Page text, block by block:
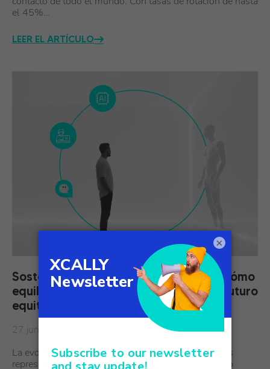
el 45%…
LEER EL ARTÍCULO
Sostenibilidad humana y tecnológica: cómo
equilibrar la IA y las personas para un futuro
equitativo
27 junio
La evolución de la relación entre la IA y las personas
representa uno de los retos más cruciales de nuestro
×